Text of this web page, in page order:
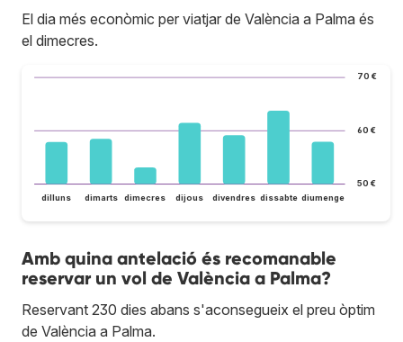
El dia més econòmic per viatjar de València a Palma és
el dimecres.
50 €
60 €
70 €
dilluns dimarts dimecres dijous divendres dissabte diumenge
Amb quina antelació és recomanable
reservar un vol de València a Palma?
Reservant 230 dies abans s'aconsegueix el preu òptim
de València a Palma.